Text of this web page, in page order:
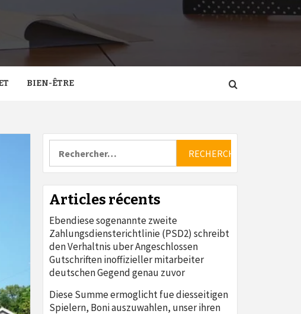
BIEN-ÊTRE
Articles récents
Ebendiese sogenannte zweite
Zahlungsdiensterichtlinie (PSD2) schreibt
den Verhaltnis uber Angeschlossen
Gutschriften inoffizieller mitarbeiter
deutschen Gegend genau zuvor
Diese Summe ermoglicht fue diesseitigen
Spielern, Boni auszuwahlen, unser ihren